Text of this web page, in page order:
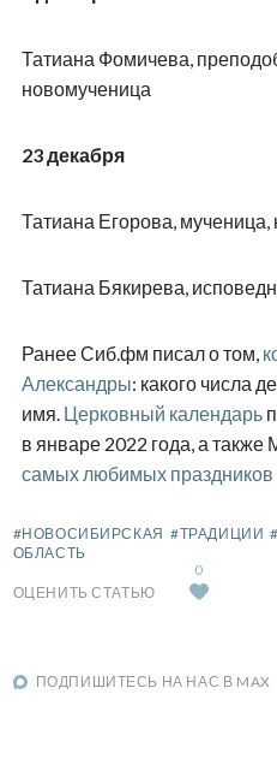
Татиана Фомичева,
новомученица
23 декабря
Татиана Егорова,
Татиана Бякирева,
Ранее Сиб.фм писал о том,
Александры: какого числа
имя. Церковный календарь
в январе 2022 года, а также
самых любимых праздников
#НОВОСИБИРСКАЯ
ОБЛАСТЬ
#ТРАДИЦИИ
ОЦЕНИТЬ СТАТЬЮ
0
ПОДПИШИТЕСЬ НА НАС В MAX